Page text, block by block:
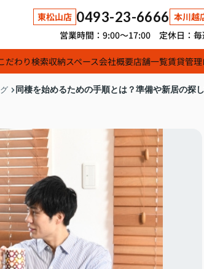
東松山店 0493-23-6666 本川越
営業時間：9:00～17:00 定休日：毎
だわり検索収納スペース会社概要店舗一覧賃貸管理
同棲を始めるための手順とは？準備や新居の探